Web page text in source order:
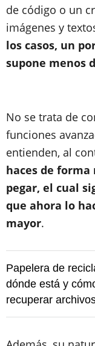
de código o un
imágenes y
los casos, un
supone menos
No se trata de
funciones
entienden, al
haces de
pegar, el cual
que ahora lo
mayor.
Papelera de
dónde está y
recuperar